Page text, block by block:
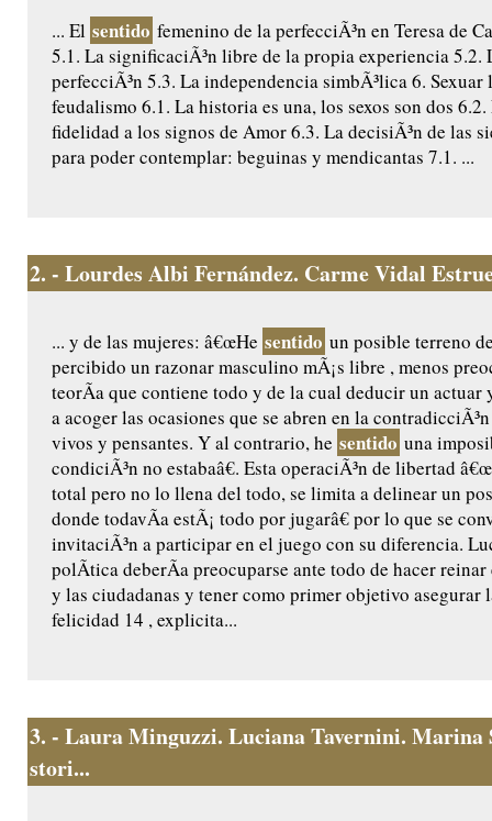
... El sentido femenino de la perfecciÃ³n en Teresa de
5.1. La significaciÃ³n libre de la propia experiencia 5.2.
perfecciÃ³n 5.3. La independencia simbÃ³lica 6.
feudalismo 6.1. La historia es una, los sexos son dos
fidelidad a los signos de Amor 6.3. La decisiÃ³n de las
para poder contemplar: beguinas y mendicantas 7.1. ...
2. - Lourdes Albi Fernández. Carme Vidal
... y de las mujeres: â€œHe sentido un posible terreno
percibido un razonar masculino mÃ¡s libre , menos
teorÃ­a que contiene todo y de la cual deducir un actuar
a acoger las ocasiones que se abren en la
vivos y pensantes. Y al contrario, he sentido una
condiciÃ³n no estabaâ€. Esta operaciÃ³n de libertad
total pero no lo llena del todo, se limita a delinear un
donde todavÃ­a estÃ¡ todo por jugarâ€ por lo que se
invitaciÃ³n a participar en el juego con su diferencia.
polÃ­tica deberÃ­a preocuparse ante todo de hacer
y las ciudadanas y tener como primer objetivo asegurar
felicidad 14 , explicita...
3. - Laura Minguzzi. Luciana Tavernini.
stori...